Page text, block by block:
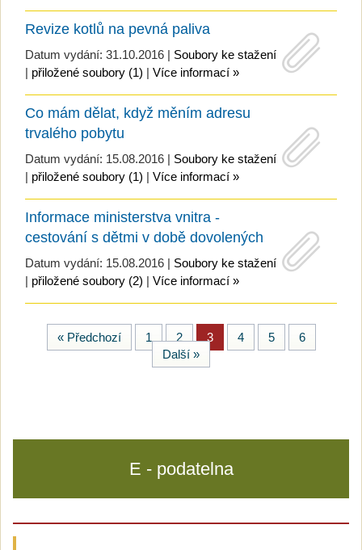
Revize kotlů na pevná paliva
Datum vydání: 31.10.2016 | Soubory ke stažení
| přiložené soubory (1) | Více informací »
Co mám dělat, když měním adresu
trvalého pobytu
Datum vydání: 15.08.2016 | Soubory ke stažení
| přiložené soubory (1) | Více informací »
Informace ministerstva vnitra -
cestování s dětmi v době dovolených
Datum vydání: 15.08.2016 | Soubory ke stažení
| přiložené soubory (2) | Více informací »
« Předchozí 1 2 3 4 5
6
Další »
E - podatelna